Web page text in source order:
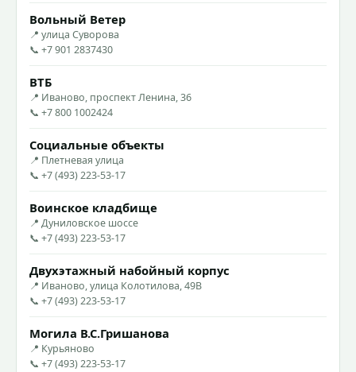
Вольный Ветер
📍 улица Суворова
📞 +7 901 2837430
ВТБ
📍 Иваново, проспект Ленина, 36
📞 +7 800 1002424
Социальные объекты
📍 Плетневая улица
📞 +7 (493) 223-53-17
Воинское кладбище
📍 Дуниловское шоссе
📞 +7 (493) 223-53-17
Двухэтажный набойный корпус
📍 Иваново, улица Колотилова, 49В
📞 +7 (493) 223-53-17
Могила В.С.Гришанова
📍 Курьяново
📞 +7 (493) 223-53-17